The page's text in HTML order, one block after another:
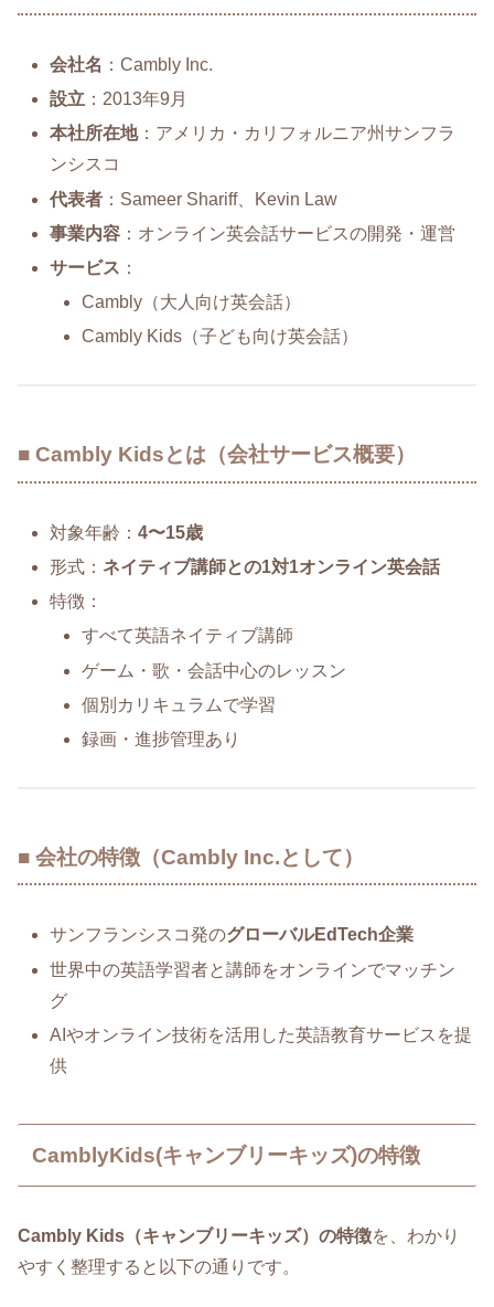
会社名 ：Cambly Inc.
設立 ：2013年9月
本社所在地：アメリカ・カリフォルニア州サンフラ
ンシスコ
代表者 ：Sameer Shariff、Kevin Law
事業内容 ：オンライン英会話サービスの開発・運営
サービス ：
Cambly（大人向け英会話）
Cambly Kids（子ども向け英会話）
■ Cambly Kidsとは（会社サービス概要）
対象年齢：4〜15歳
形式：ネイティブ講師との1対1オンライン英会話
特徴：
すべて英語ネイティブ講師
ゲーム・歌・会話中心のレッスン
個別カリキュラムで学習
録画・進捗管理あり
■ 会社の特徴（Cambly Inc.として）
サンフランシスコ発のグローバルEdTech企業
世界中の英語学習者と講師をオンラインでマッチン
グ
AIやオンライン技術を活用した英語教育サービスを提
供
CamblyKids(キャンブリーキッズ)の特徴
Cambly Kids（キャンブリーキッズ）の特徴を、わかり
やすく整理すると以下の通りです。